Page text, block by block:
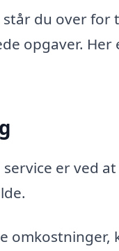
du over
opgaver. Her
er ved
omkostninger,